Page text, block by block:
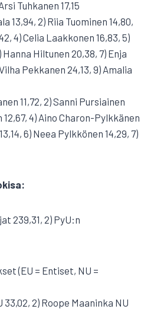
Tuhkanen 17,15
13,94, 2) Riia Tuominen 14,80,
4) Celia Laakkonen 16,83, 5)
Hanna Hiltunen 20,38, 7) Enja
Pekkanen 24,13, 9) Amalia
11,72, 2) Sanni Pursiainen
12,67, 4) Aino Charon-Pylkkänen
6) Neea Pylkkönen 14,29, 7)
239,31, 2) PyU:n
(EU = Entiset, NU =
33,02, 2) Roope Maaninka NU